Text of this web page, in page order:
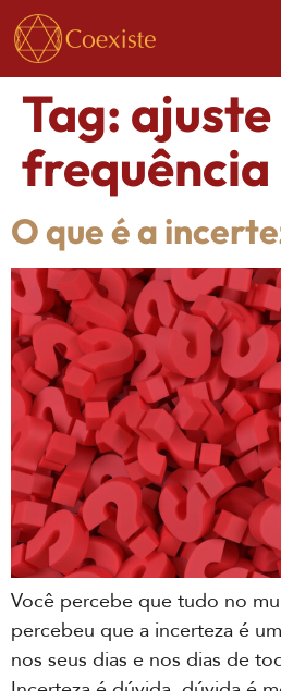
Tag: ajuste
frequência
O que é a
Você percebe que tudo no
percebeu que a incerteza é
nos seus dias e nos dias de